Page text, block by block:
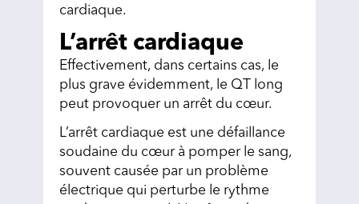
cardiaque.
L’arrêt cardiaque
Effectivement, dans certains cas, le
plus grave évidemment, le QT long
peut provoquer un arrêt du cœur.
L’arrêt cardiaque est une défaillance
soudaine du cœur à pomper le sang,
souvent causée par un problème
électrique qui perturbe le rythme